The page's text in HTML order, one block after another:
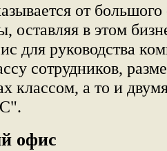
от
оставляя в этом
для руководства
сотрудников,
классом, а то и
офис